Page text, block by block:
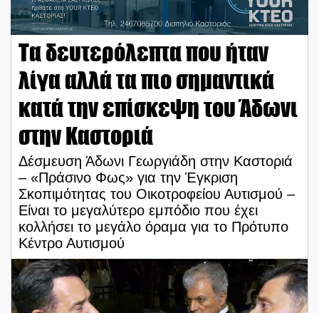
Τα δευτερόλεπτα που ήταν
λίγα αλλά τα πιο σημαντικά
κατά την επίσκεψη του Άδωνι
στην Καστοριά
Δέσμευση Άδωνι Γεωργιάδη στην Καστοριά
– «Πράσινο Φως» για την Έγκριση
Σκοπιμότητας του Οικοτροφείου Αυτισμού –
Είναι το μεγαλύτερο εμπόδιο που έχει
κολλήσει το μεγάλο όραμα για το Πρότυπο
Κέντρο Αυτισμού